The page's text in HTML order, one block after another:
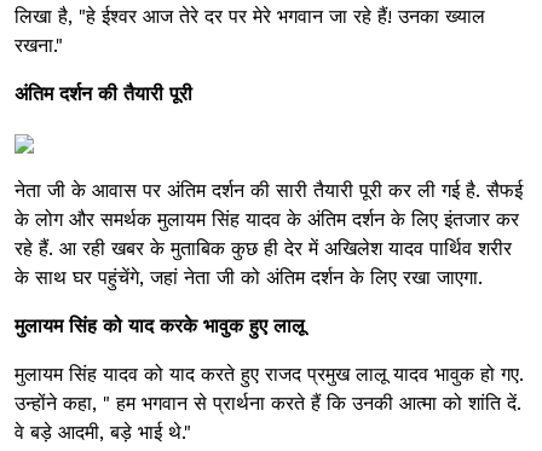
लिखा है, "हे ईश्वर आज तेरे दर पर मेरे भगवान जा रहे हैं! उनका ख्याल
रखना."
अंतिम दर्शन की तैयारी पूरी
नेता जी के आवास पर अंतिम दर्शन की सारी तैयारी पूरी कर ली गई है. सैफई
के लोग और समर्थक मुलायम सिंह यादव के अंतिम दर्शन के लिए इंतजार कर
रहे हैं. आ रही खबर के मुताबिक कुछ ही देर में अखिलेश यादव पार्थिव शरीर
के साथ घर पहुंचेंगे, जहां नेता जी को अंतिम दर्शन के लिए रखा जाएगा.
मुलायम सिंह को याद करके भावुक हुए लालू
मुलायम सिंह यादव को याद करते हुए राजद प्रमुख लालू यादव भावुक हो गए.
उन्होंने कहा, " हम भगवान से प्रार्थना करते हैं कि उनकी आत्मा को शांति दें.
वे बड़े आदमी, बड़े भाई थे."